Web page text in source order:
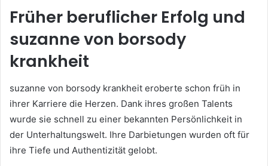
Früher beruflicher Erfolg und
suzanne von borsody
krankheit
suzanne von borsody krankheit eroberte schon früh in
ihrer Karriere die Herzen. Dank ihres großen Talents
wurde sie schnell zu einer bekannten Persönlichkeit in
der Unterhaltungswelt. Ihre Darbietungen wurden oft für
ihre Tiefe und Authentizität gelobt.